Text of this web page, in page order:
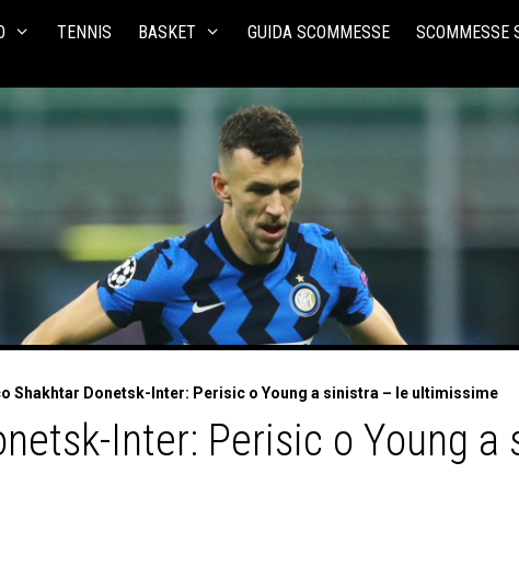
TENNIS BASKET GUIDA SCOMMESSE SCOMMESSE
Shakhtar Donetsk-Inter: Perisic o Young a sinistra – le ultimissime
Inter: Perisic o Young a